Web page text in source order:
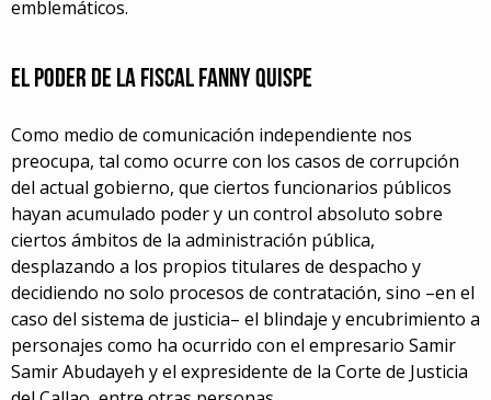
emblemáticos.
El poder de la fiscal Fanny Quispe
Como medio de comunicación independiente nos
preocupa, tal como ocurre con los casos de corrupción
del actual gobierno, que ciertos funcionarios públicos
hayan acumulado poder y un control absoluto sobre
ciertos ámbitos de la administración pública,
desplazando a los propios titulares de despacho y
decidiendo no solo procesos de contratación, sino –en el
caso del sistema de justicia– el blindaje y encubrimiento a
personajes como ha ocurrido con el empresario Samir
Samir Abudayeh y el expresidente de la Corte de Justicia